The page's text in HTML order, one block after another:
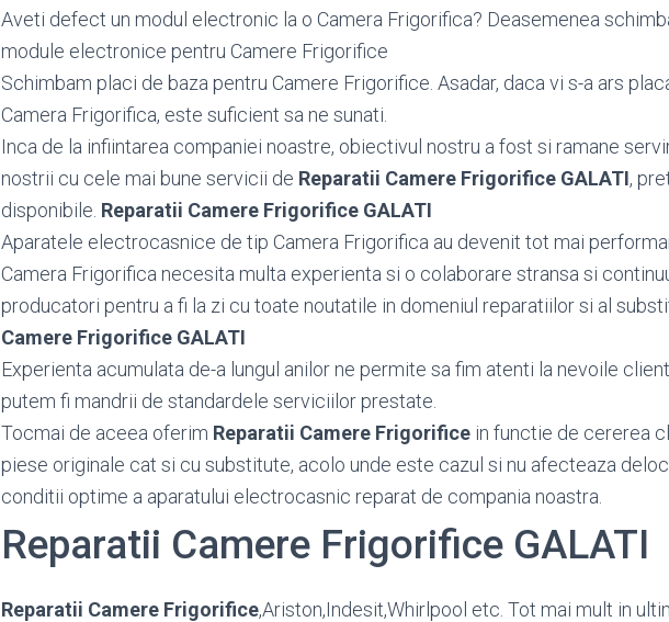
Aveti defect un modul electronic la o Camera Frigorifica? Deasemenea
module electronice pentru Camere Frigorifice
Schimbam placi de baza pentru Camere Frigorifice. Asadar, daca vi s-a ars
Camera Frigorifica, este suficient sa ne sunati.
Inca de la infiintarea companiei noastre, obiectivul nostru a fost si ramane
nostrii cu cele mai bune servicii de Reparatii Camere Frigorifice GALATI,
disponibile. Reparatii Camere Frigorifice GALATI
Aparatele electrocasnice de tip Camera Frigorifica au devenit tot mai
Camera Frigorifica necesita multa experienta si o colaborare stransa si
producatori pentru a fi la zi cu toate noutatile in domeniul reparatiilor si al
Camere Frigorifice GALATI
Experienta acumulata de-a lungul anilor ne permite sa fim atenti la nevoile
putem fi mandrii de standardele serviciilor prestate.
Tocmai de aceea oferim Reparatii Camere Frigorifice in functie de cererea
piese originale cat si cu substitute, acolo unde este cazul si nu afecteaza
conditii optime a aparatului electrocasnic reparat de compania noastra.
Reparatii Camere Frigorifice GALATI
Reparatii Camere Frigorifice,Ariston,Indesit,Whirlpool etc. Tot mai mult in